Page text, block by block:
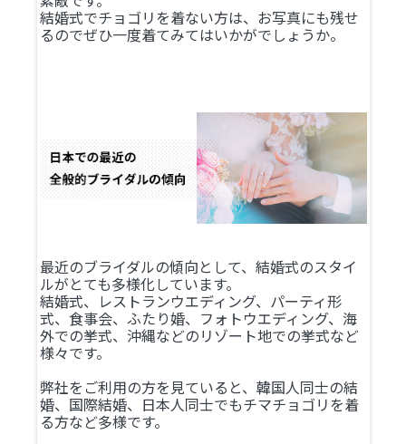
結婚式でチョゴリを着ない方は、お写真にも残せ
るのでぜひ一度着てみてはいかがでしょうか。
最近のブライダルの傾向として、結婚式のスタイ
ルがとても多様化しています。
結婚式、レストランウエディング、パーティ形
式、食事会、ふたり婚、フォトウエディング、海
外での挙式、沖縄などのリゾート地での挙式など
様々です。
弊社をご利用の方を見ていると、韓国人同士の結
婚、国際結婚、日本人同士でもチマチョゴリを着
る方など多様です。